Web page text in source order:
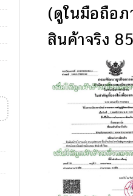
(ดูในมือถือ
สินค้าจริง